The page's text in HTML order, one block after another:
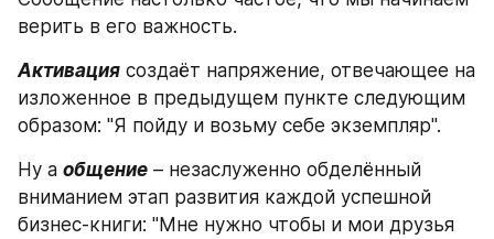
верить в его важность.
Активация создаёт напряжение, отвечающее на
изложенное в предыдущем пункте следующим
образом: "Я пойду и возьму себе экземпляр".
Ну а общение – незаслуженно обделённый
вниманием этап развития каждой успешной
бизнес-книги: "Мне нужно чтобы и мои друзья